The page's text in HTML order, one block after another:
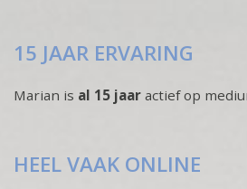
15 JAAR ERVARING
Marian is al 15 jaar actief op
HEEL VAAK ONLINE